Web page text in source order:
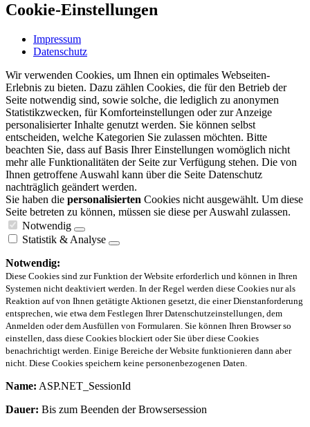
Cookie-Einstellungen
Impressum
Datenschutz
Wir verwenden Cookies, um Ihnen ein optimales Webseiten-
Erlebnis zu bieten. Dazu zählen Cookies, die für den Betrieb der
Seite notwendig sind, sowie solche, die lediglich zu anonymen
Statistikzwecken, für Komforteinstellungen oder zur Anzeige
personalisierter Inhalte genutzt werden. Sie können selbst
entscheiden, welche Kategorien Sie zulassen möchten. Bitte
beachten Sie, dass auf Basis Ihrer Einstellungen womöglich nicht
mehr alle Funktionalitäten der Seite zur Verfügung stehen. Die von
Ihnen getroffene Auswahl kann über die Seite Datenschutz
nachträglich geändert werden.
Sie haben die personalisierten Cookies nicht ausgewählt. Um diese
Seite betreten zu können, müssen sie diese per Auswahl zulassen.
Notwendig
Statistik & Analyse
Notwendig:
Diese Cookies sind zur Funktion der Website erforderlich und können in Ihren
Systemen nicht deaktiviert werden. In der Regel werden diese Cookies nur als
Reaktion auf von Ihnen getätigte Aktionen gesetzt, die einer Dienstanforderung
entsprechen, wie etwa dem Festlegen Ihrer Datenschutzeinstellungen, dem
Anmelden oder dem Ausfüllen von Formularen. Sie können Ihren Browser so
einstellen, dass diese Cookies blockiert oder Sie über diese Cookies
benachrichtigt werden. Einige Bereiche der Website funktionieren dann aber
nicht. Diese Cookies speichern keine personenbezogenen Daten.
Name: ASP.NET_SessionId
Dauer: Bis zum Beenden der Browsersession